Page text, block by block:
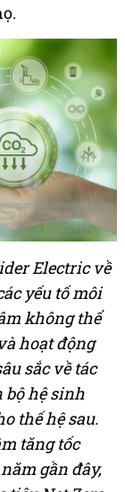
Electric về
yếu tố môi
không thể
hoạt động
sắc về tác
bộ hệ sinh
thế hệ sau.
tăng tốc
gần đây,